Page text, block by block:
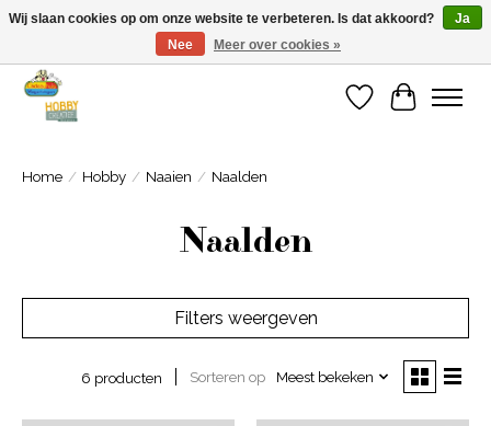
Welkom bij Cadeauhuis Wageningen
Verlanglijst
Home / Hobby / Naaien / Naalden
Naalden
Filters weergeven
6 producten Sorteren op Meest bekeken
Wij slaan cookies op om onze website te verbeteren. Is dat akkoord?
Ja
Nee
Meer over cookies »